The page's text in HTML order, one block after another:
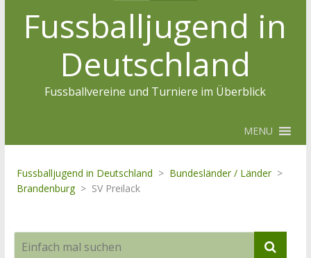
Fussballjugend in
Deutschland
Fussballvereine und Turniere im Überblick
MENU
Fussballjugend in Deutschland > Bundesländer / Länder >
Brandenburg > SV Preilack